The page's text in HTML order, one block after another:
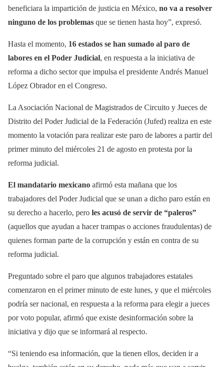
beneficiara la impartición de justicia en México, no va a resolver
ninguno de los problemas que se tienen hasta hoy”, expresó.
Hasta el momento, 16 estados se han sumado al paro de
labores en el Poder Judicial, en respuesta a la iniciativa de
reforma a dicho sector que impulsa el presidente Andrés Manuel
López Obrador en el Congreso.
La Asociación Nacional de Magistrados de Circuito y Jueces de
Distrito del Poder Judicial de la Federación (Jufed) realiza en este
momento la votación para realizar este paro de labores a partir del
primer minuto del miércoles 21 de agosto en protesta por la
reforma judicial.
El mandatario mexicano afirmó esta mañana que los
trabajadores del Poder Judicial que se unan a dicho paro están en
su derecho a hacerlo, pero les acusó de servir de “paleros”
(aquellos que ayudan a hacer trampas o acciones fraudulentas) de
quienes forman parte de la corrupción y están en contra de su
reforma judicial.
Preguntado sobre el paro que algunos trabajadores estatales
comenzaron en el primer minuto de este lunes, y que el miércoles
podría ser nacional, en respuesta a la reforma para elegir a jueces
por voto popular, afirmó que existe desinformación sobre la
iniciativa y dijo que se informará al respecto.
“Si teniendo esa información, que la tienen ellos, deciden ir a